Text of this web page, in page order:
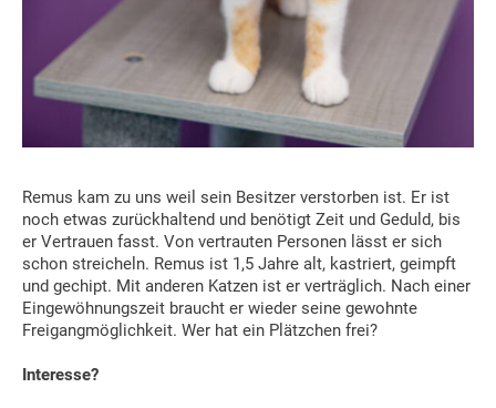
Remus kam zu uns weil sein Besitzer verstorben ist. Er ist
noch etwas zurückhaltend und benötigt Zeit und Geduld, bis
er Vertrauen fasst. Von vertrauten Personen lässt er sich
schon streicheln. Remus ist 1,5 Jahre alt, kastriert, geimpft
und gechipt. Mit anderen Katzen ist er verträglich. Nach einer
Eingewöhnungszeit braucht er wieder seine gewohnte
Freigangmöglichkeit. Wer hat ein Plätzchen frei?
Interesse?